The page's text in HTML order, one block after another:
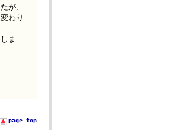
が、
わり
ま
page top